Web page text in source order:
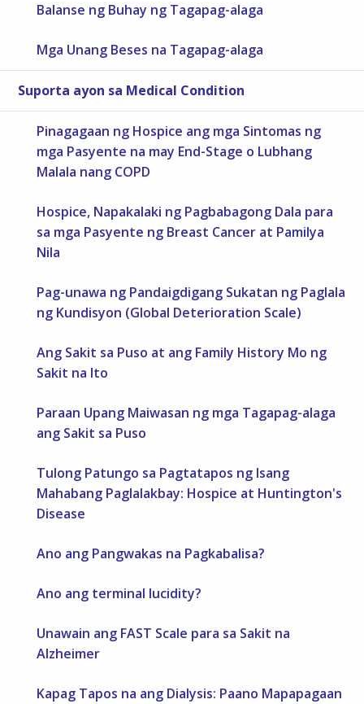
Balanse ng Buhay ng Tagapag-alaga
Mga Unang Beses na Tagapag-alaga
Suporta ayon sa Medical Condition
Pinagagaan ng Hospice ang mga Sintomas ng
mga Pasyente na may End-Stage o Lubhang
Malala nang COPD
Hospice, Napakalaki ng Pagbabagong Dala para
sa mga Pasyente ng Breast Cancer at Pamilya
Nila
Pag-unawa ng Pandaigdigang Sukatan ng Paglala
ng Kundisyon (Global Deterioration Scale)
Ang Sakit sa Puso at ang Family History Mo ng
Sakit na Ito
Paraan Upang Maiwasan ng mga Tagapag-alaga
ang Sakit sa Puso
Tulong Patungo sa Pagtatapos ng Isang
Mahabang Paglalakbay: Hospice at Huntington's
Disease
Ano ang Pangwakas na Pagkabalisa?
Ano ang terminal lucidity?
Unawain ang FAST Scale para sa Sakit na
Alzheimer
Kapag Tapos na ang Dialysis: Paano Mapapagaan